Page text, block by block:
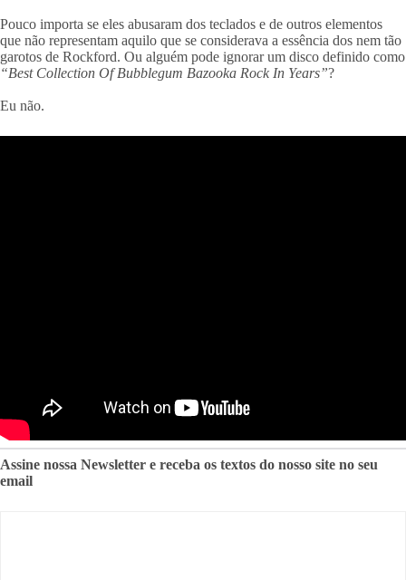
Pouco importa se eles abusaram dos teclados e de outros elementos
que não representam aquilo que se considerava a essência dos nem tão
garotos de Rockford. Ou alguém pode ignorar um disco definido como
“Best Collection Of Bubblegum Bazooka Rock In Years”?
Eu não.
Assine nossa Newsletter e receba os textos do nosso site no seu
email